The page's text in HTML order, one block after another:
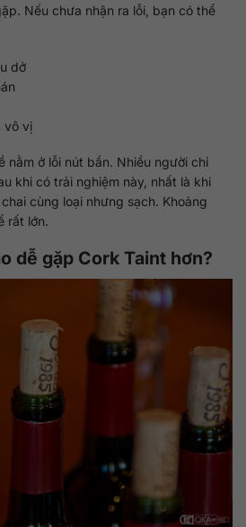
Nếu chưa nhận ra lỗi, bạn có thể
dở
vô vị
nằm ở lỗi nút bần. Nhiều người chỉ
khi có trải nghiệm này, nhất là khi
cùng loại nhưng sạch. Khoảng
rất lớn.
dễ gặp Cork Taint hơn?